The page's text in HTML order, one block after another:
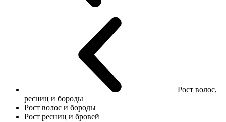
Рост волос,
ресниц и бороды
Рост волос и бороды
Рост ресниц и бровей